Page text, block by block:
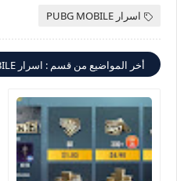
اسرار PUBG MOBILE
أخر المواضيع من قسم : اسرار PUBG MOBILE